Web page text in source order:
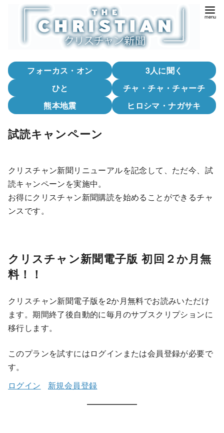
フォーカス・オン
3人に聞く
ひと
チャ・チャ・チャーチ
熊本地震
ヒロシマ・ナガサキ
試読キャンペーン
クリスチャン新聞リニューアルを記念して、ただ今、試
読キャンペーンを実施中。
お得にクリスチャン新聞購読を始めることができるチャ
ンスです。
クリスチャン新聞電子版 初回２か月無
料！！
クリスチャン新聞電子版を2か月無料でお読みいただけ
ます。期間終了後自動的に毎月のサブスクリプションに
移行します。
このプランを試すにはログインまたは会員登録が必要で
す。
ログイン
新規会員登録